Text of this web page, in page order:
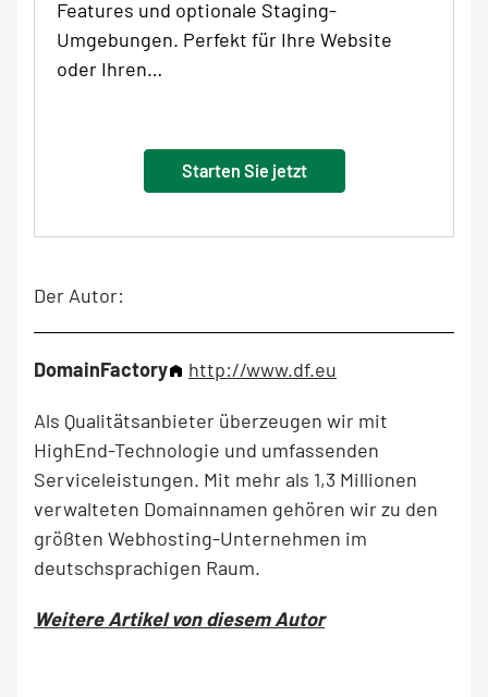
Features und optionale Staging-
Umgebungen. Perfekt für Ihre Website
oder Ihren…
Starten Sie jetzt
Der Autor:
DomainFactory http://www.df.eu
Als Qualitätsanbieter überzeugen wir mit
HighEnd-Technologie und umfassenden
Serviceleistungen. Mit mehr als 1,3 Millionen
verwalteten Domainnamen gehören wir zu den
größten Webhosting-Unternehmen im
deutschsprachigen Raum.
Weitere Artikel von diesem Autor